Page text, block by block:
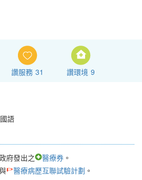
讚服務 31 讚環境 9
語
府發出之 醫療券 。
醫療病歷互聯試驗計劃 。